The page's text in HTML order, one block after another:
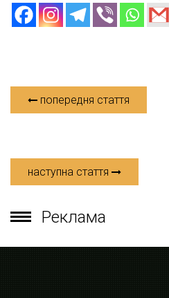
попередня стаття
наступна стаття
Реклама